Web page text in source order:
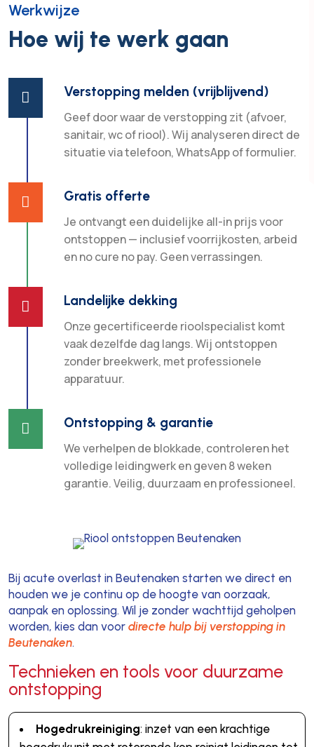
Werkwijze
Hoe wij te werk gaan
 Verstopping melden (vrijblijvend)
Geef door waar de verstopping zit (afvoer,
sanitair, wc of riool). Wij analyseren direct de
situatie via telefoon, WhatsApp of formulier.
 Gratis offerte
Je ontvangt een duidelijke all-in prijs voor
ontstoppen — inclusief voorrijkosten, arbeid
en no cure no pay. Geen verrassingen.
 Landelijke dekking
Onze gecertificeerde rioolspecialist komt
vaak dezelfde dag langs. Wij ontstoppen
zonder breekwerk, met professionele
apparatuur.
 Ontstopping & garantie
We verhelpen de blokkade, controleren het
volledige leidingwerk en geven 8 weken
garantie. Veilig, duurzaam en professioneel.
Bij acute overlast in Beutenaken starten we direct en
houden we je continu op de hoogte van oorzaak,
aanpak en oplossing. Wil je zonder wachttijd geholpen
worden, kies dan voor directe hulp bij verstopping in
Beutenaken.
Technieken en tools voor duurzame
ontstopping
Hogedrukreiniging: inzet van een krachtige